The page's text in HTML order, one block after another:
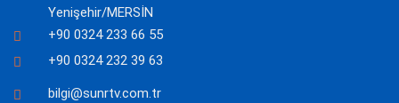
Yenişehir/MERSİN
+90 0324 233 66 55
+90 0324 232 39 63
bilgi@sunrtv.com.tr